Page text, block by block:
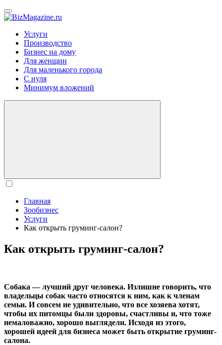
Услуги
Производство
Бизнес на дому
Для женщин
Для маленького города
С нуля
Минимум вложений
Главная
Зообизнес
Услуги
Как открыть груминг-салон?
Как открыть груминг-салон?
Собака — лучший друг человека. Излишне говорить, что
владельцы собак часто относятся к ним, как к членам
семьи. И совсем не удивительно, что все хозяева хотят,
чтобы их питомцы были здоровы, счастливы и, что тоже
немаловажно, хорошо выглядели. Исходя из этого,
хорошей идеей для бизнеса может быть открытие груминг-
салона.